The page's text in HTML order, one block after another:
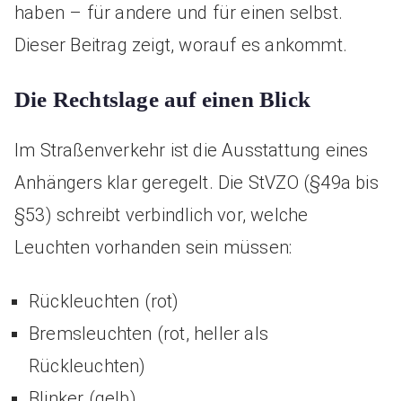
haben – für andere und für einen selbst.
Dieser Beitrag zeigt, worauf es ankommt.
Die Rechtslage auf einen Blick
Im Straßenverkehr ist die Ausstattung eines
Anhängers klar geregelt. Die StVZO (§49a bis
§53) schreibt verbindlich vor, welche
Leuchten vorhanden sein müssen:
Rückleuchten (rot)
Bremsleuchten (rot, heller als
Rückleuchten)